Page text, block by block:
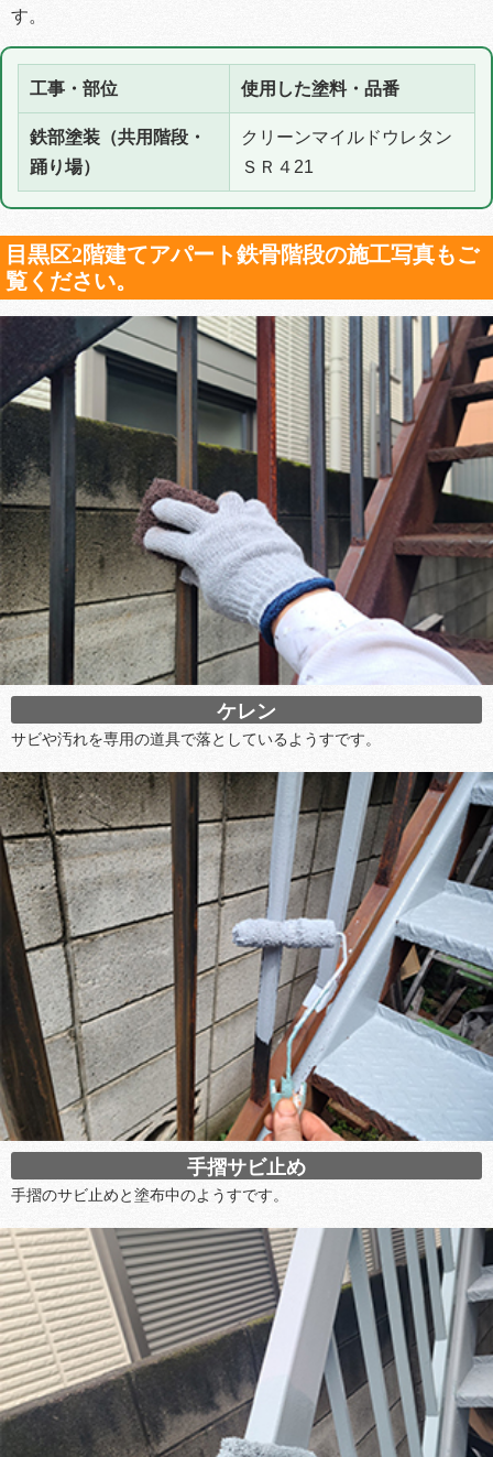
す。
工事・部位 使用した塗料・品番
鉄部塗装（共用階段・
踊り場）
クリーンマイルドウレタン
ＳＲ４21
目黒区2階建てアパート鉄骨階段の施工写真もご
覧ください。
ケレン
サビや汚れを専用の道具で落としているようすです。
手摺サビ止め
手摺のサビ止めと塗布中のようすです。